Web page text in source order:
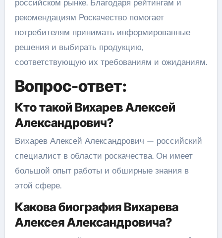
российском рынке. Благодаря рейтингам и
рекомендациям Роскачество помогает
потребителям принимать информированные
решения и выбирать продукцию,
соответствующую их требованиям и ожиданиям.
Вопрос-ответ:
Кто такой Вихарев Алексей
Александрович?
Вихарев Алексей Александрович — российский
специалист в области роскачества. Он имеет
большой опыт работы и обширные знания в
этой сфере.
Какова биография Вихарева
Алексея Александровича?